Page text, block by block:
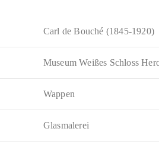
Carl de Bouché (1845-1920)
Museum Weißes Schloss
Wappen
Glasmalerei